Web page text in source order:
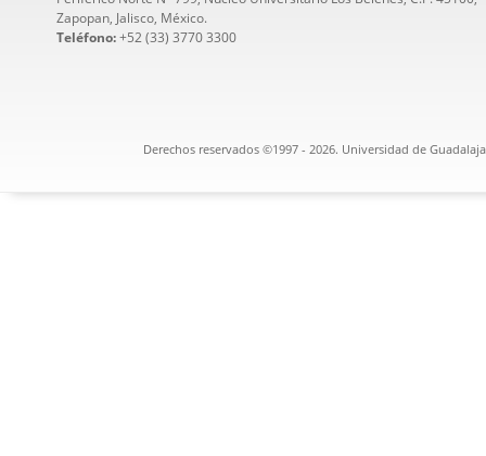
Zapopan, Jalisco, México.
Teléfono:+52 (33) 3770 3300
Derechos reservados ©1997 - 2026. Universidad de